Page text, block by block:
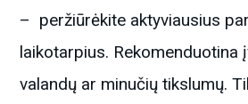
– peržiūrėkite aktyviausius
laikotarpius. Rekomenduotina
valandų ar minučių tikslumų.